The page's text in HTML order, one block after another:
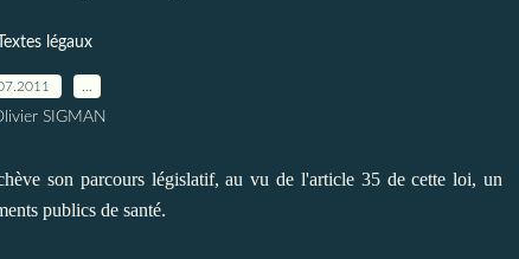
légaux
SIGMAN
son parcours législatif, au vu de l'article 35 de cette loi, un
publics de santé.